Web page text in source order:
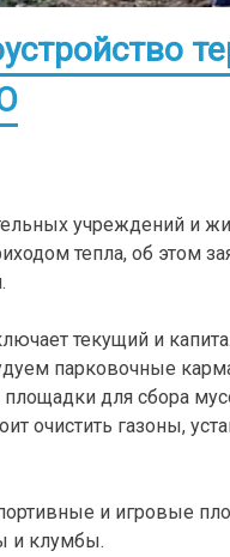
учреждений и
тепла, об этом
текущий и
парковочные
для сбора
очистить газоны,
и игровые
и клумбы.